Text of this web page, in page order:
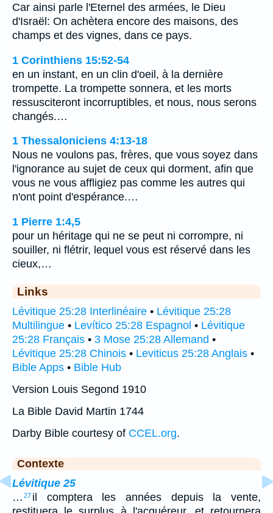
Car ainsi parle l'Eternel des armées, le Dieu
d'Israël: On achètera encore des maisons, des
champs et des vignes, dans ce pays.
1 Corinthiens 15:52-54
en un instant, en un clin d'oeil, à la dernière
trompette. La trompette sonnera, et les morts
ressusciteront incorruptibles, et nous, nous serons
changés.…
1 Thessaloniciens 4:13-18
Nous ne voulons pas, frères, que vous soyez dans
l'ignorance au sujet de ceux qui dorment, afin que
vous ne vous affligiez pas comme les autres qui
n'ont point d'espérance.…
1 Pierre 1:4,5
pour un héritage qui ne se peut ni corrompre, ni
souiller, ni flétrir, lequel vous est réservé dans les
cieux,…
Links
Lévitique 25:28 Interlinéaire • Lévitique 25:28
Multilingue • Levítico 25:28 Espagnol • Lévitique
25:28 Français • 3 Mose 25:28 Allemand •
Lévitique 25:28 Chinois • Leviticus 25:28 Anglais •
Bible Apps • Bible Hub
Version Louis Segond 1910
La Bible David Martin 1744
Darby Bible courtesy of CCEL.org.
Contexte
Lévitique 25
… 27 il comptera les années depuis la vente,